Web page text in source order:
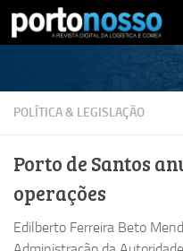
Skip to content
POLÍTICA & LEGISLAÇÃO
Porto de Santos
operações
Edilberto Ferreira Beto